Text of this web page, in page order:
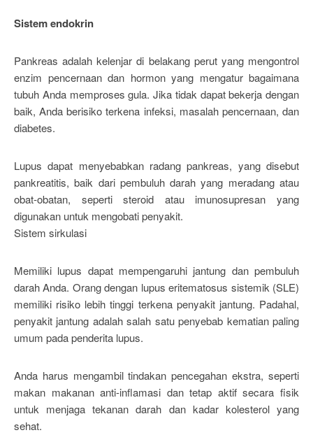
Sistem endokrin
Pankreas adalah kelenjar di belakang perut yang mengontrol
enzim pencernaan dan hormon yang mengatur bagaimana
tubuh Anda memproses gula. Jika tidak dapat bekerja dengan
baik, Anda berisiko terkena infeksi, masalah pencernaan, dan
diabetes.
Lupus dapat menyebabkan radang pankreas, yang disebut
pankreatitis, baik dari pembuluh darah yang meradang atau
obat-obatan, seperti steroid atau imunosupresan yang
digunakan untuk mengobati penyakit.
Sistem sirkulasi
Memiliki lupus dapat mempengaruhi jantung dan pembuluh
darah Anda. Orang dengan lupus eritematosus sistemik (SLE)
memiliki risiko lebih tinggi terkena penyakit jantung. Padahal,
penyakit jantung adalah salah satu penyebab kematian paling
umum pada penderita lupus.
Anda harus mengambil tindakan pencegahan ekstra, seperti
makan makanan anti-inflamasi dan tetap aktif secara fisik
untuk menjaga tekanan darah dan kadar kolesterol yang
sehat.